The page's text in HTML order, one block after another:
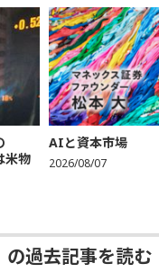
米物
AIと資本市場
2026/08/07
の過去記事を読む